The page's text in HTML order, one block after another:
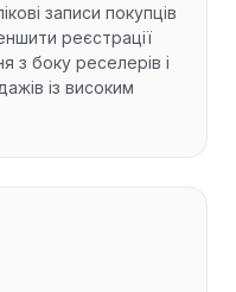
записи покупців
реєстрації
з боку реселерів і
із високим